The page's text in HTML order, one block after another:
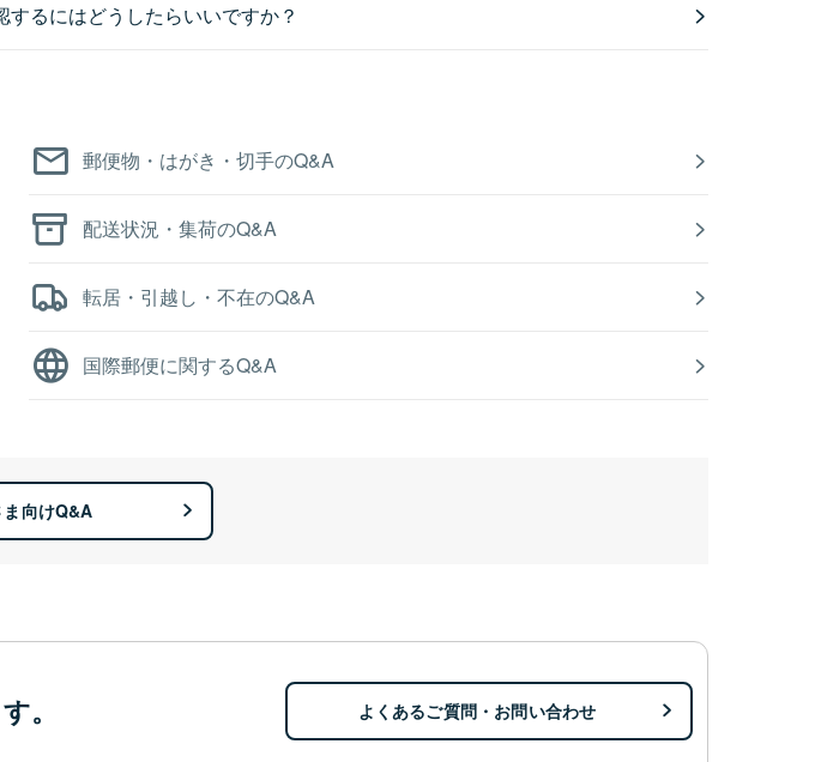
るにはどうしたらいいですか？
郵便物・はがき・切手のQ&A
配送状況・集荷のQ&A
転居・引越し・不在のQ&A
国際郵便に関するQ&A
向けQ&A
。 よくあるご質問・お問い合わせ